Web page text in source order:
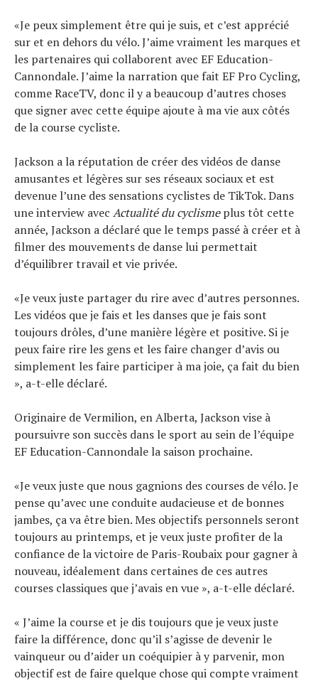
«Je peux simplement être qui je suis, et c’est apprécié
sur et en dehors du vélo. J’aime vraiment les marques et
les partenaires qui collaborent avec EF Education-
Cannondale. J’aime la narration que fait EF Pro Cycling,
comme RaceTV, donc il y a beaucoup d’autres choses
que signer avec cette équipe ajoute à ma vie aux côtés
de la course cycliste.
Jackson a la réputation de créer des vidéos de danse
amusantes et légères sur ses réseaux sociaux et est
devenue l’une des sensations cyclistes de TikTok. Dans
une interview avec Actualité du cyclismeplus tôt cette
année, Jackson a déclaré que le temps passé à créer et à
filmer des mouvements de danse lui permettait
d’équilibrer travail et vie privée.
«Je veux juste partager du rire avec d’autres personnes.
Les vidéos que je fais et les danses que je fais sont
toujours drôles, d’une manière légère et positive. Si je
peux faire rire les gens et les faire changer d’avis ou
simplement les faire participer à ma joie, ça fait du bien
», a-t-elle déclaré.
Originaire de Vermilion, en Alberta, Jackson vise à
poursuivre son succès dans le sport au sein de l’équipe
EF Education-Cannondale la saison prochaine.
«Je veux juste que nous gagnions des courses de vélo. Je
pense qu’avec une conduite audacieuse et de bonnes
jambes, ça va être bien. Mes objectifs personnels seront
toujours au printemps, et je veux juste profiter de la
confiance de la victoire de Paris-Roubaix pour gagner à
nouveau, idéalement dans certaines de ces autres
courses classiques que j’avais en vue », a-t-elle déclaré.
« J’aime la course et je dis toujours que je veux juste
faire la différence, donc qu’il s’agisse de devenir le
vainqueur ou d’aider un coéquipier à y parvenir, mon
objectif est de faire quelque chose qui compte vraiment